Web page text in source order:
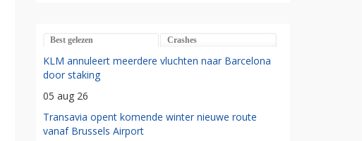
Best gelezen Crashes
KLM annuleert meerdere vluchten naar Barcelona
door staking
05 aug 26
Transavia opent komende winter nieuwe route
vanaf Brussels Airport